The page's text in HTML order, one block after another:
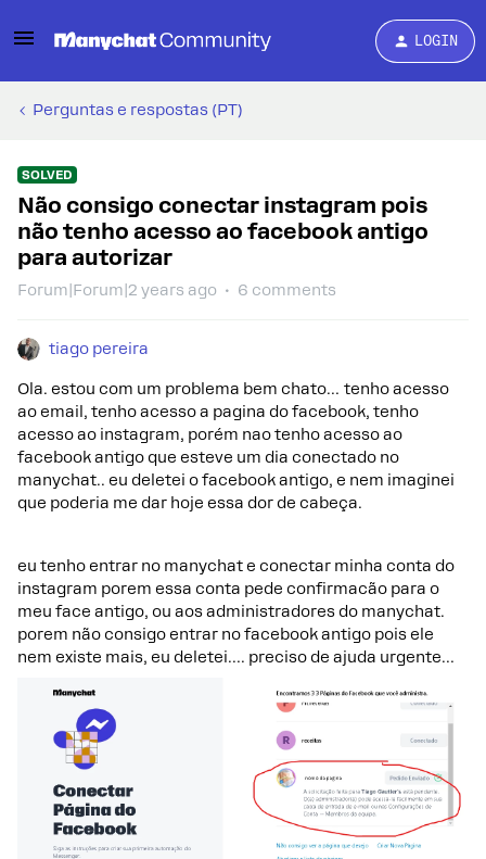
LOGIN
Perguntas e respostas (PT)
SOLVED
Não consigo conectar instagram pois
não tenho acesso ao facebook antigo
para autorizar
Forum|Forum|2 years ago 6 comments
tiago pereira
Ola. estou com um problema bem chato… tenho acesso
ao email, tenho acesso a pagina do facebook, tenho
acesso ao instagram, porém nao tenho acesso ao
facebook antigo que esteve um dia conectado no
manychat.. eu deletei o facebook antigo, e nem imaginei
que poderia me dar hoje essa dor de cabeça.
eu tenho entrar no manychat e conectar minha conta do
instagram porem essa conta pede confirmacão para o
meu face antigo, ou aos administradores do manychat.
porem não consigo entrar no facebook antigo pois ele
nem existe mais, eu deletei…. preciso de ajuda urgente…